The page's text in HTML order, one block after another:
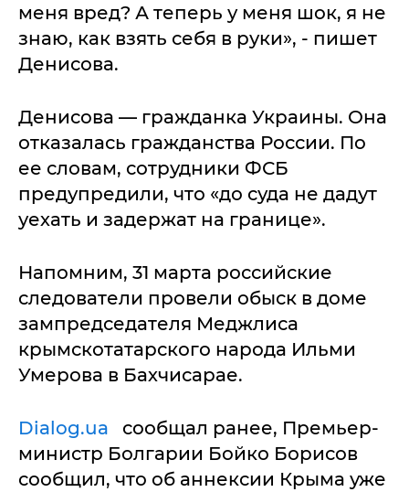
меня вред? А теперь у меня шок, я не
знаю, как взять себя в руки», - пишет
Денисова.
Денисова — гражданка Украины. Она
отказалась гражданства России. По
ее словам, сотрудники ФСБ
предупредили, что «до суда не дадут
уехать и задержат на границе».
Напомним, 31 марта российские
следователи провели обыск в доме
зампредседателя Меджлиса
крымскотатарского народа Ильми
Умерова в Бахчисарае.
Dialog.ua
сообщал ранее, Премьер-
министр Болгарии Бойко Борисов
сообщил, что об аннексии Крыма уже